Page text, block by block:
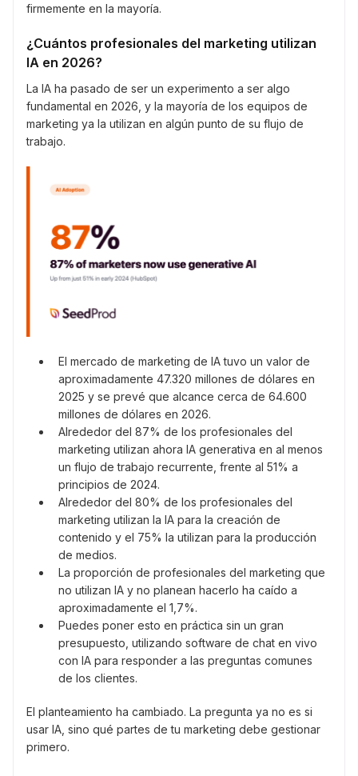
firmemente en la mayoría.
¿Cuántos profesionales del marketing utilizan
IA en 2026?
La IA ha pasado de ser un experimento a ser algo
fundamental en 2026, y la mayoría de los equipos de
marketing ya la utilizan en algún punto de su flujo de
trabajo.
El mercado de marketing de IA tuvo un valor de
aproximadamente 47.320 millones de dólares en
2025 y se prevé que alcance cerca de 64.600
millones de dólares en 2026.
Alrededor del 87% de los profesionales del
marketing utilizan ahora IA generativa en al menos
un flujo de trabajo recurrente, frente al 51% a
principios de 2024.
Alrededor del 80% de los profesionales del
marketing utilizan la IA para la creación de
contenido y el 75% la utilizan para la producción
de medios.
La proporción de profesionales del marketing que
no utilizan IA y no planean hacerlo ha caído a
aproximadamente el 1,7%.
Puedes poner esto en práctica sin un gran
presupuesto, utilizando software de chat en vivo
con IA para responder a las preguntas comunes
de los clientes.
El planteamiento ha cambiado. La pregunta ya no es si
usar IA, sino qué partes de tu marketing debe gestionar
primero.